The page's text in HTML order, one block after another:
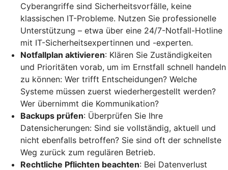
Cyberangriffe sind Sicherheitsvorfälle, keine
klassischen IT-Probleme. Nutzen Sie professionelle
Unterstützung – etwa über eine 24/7-Notfall-Hotline
mit IT-Sicherheitsexpertinnen und -experten.
Notfallplan aktivieren: Klären Sie Zuständigkeiten
und Prioritäten vorab, um im Ernstfall schnell handeln
zu können: Wer trifft Entscheidungen? Welche
Systeme müssen zuerst wiederhergestellt werden?
Wer übernimmt die Kommunikation?
Backups prüfen: Überprüfen Sie Ihre
Datensicherungen: Sind sie vollständig, aktuell und
nicht ebenfalls betroffen? Sie sind oft der schnellste
Weg zurück zum regulären Betrieb.
Rechtliche Pflichten beachten: Bei Datenverlust